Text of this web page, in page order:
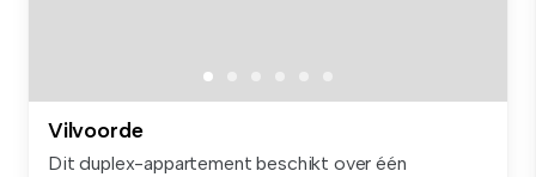
Vilvoorde
Dit duplex-appartement beschikt over één